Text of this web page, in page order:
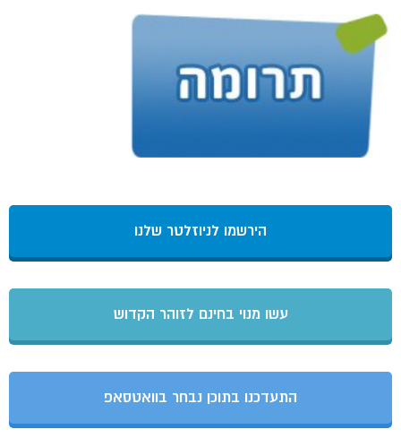
הירשמו לניוזלטר שלנו
עשו מנוי בחינם לזוהר הקדוש
התעדכנו בתוכן נבחר בוואטסאפ